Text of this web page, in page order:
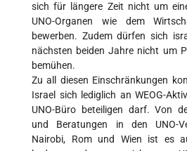
sich für längere Zeit nicht um
UNO-Organen wie dem
bewerben. Zudem dürfen sich
nächsten beiden Jahre nicht um
bemühen.
Zu all diesen Einschränkungen
Israel sich lediglich an WEOG-
UNO-Büro beteiligen darf. Von
und Beratungen in den UNO-
Nairobi, Rom und Wien ist es